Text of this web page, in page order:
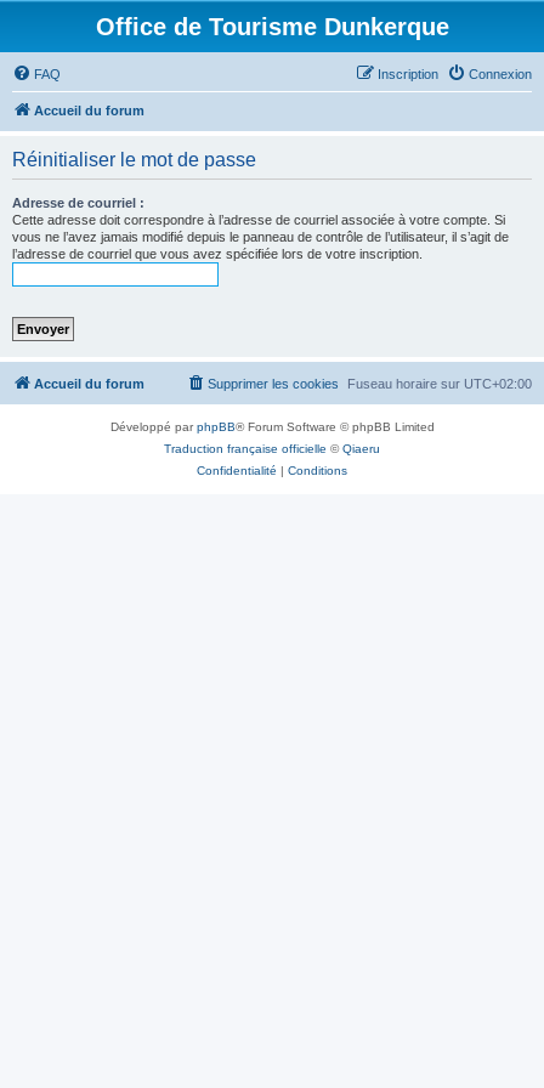
Office de Tourisme Dunkerque
FAQ Connexion
Inscription
Accueil du forum
Réinitialiser le mot de passe
Adresse de courriel :
Cette adresse doit correspondre à l’adresse de courriel associée à votre compte. Si
vous ne l’avez jamais modifié depuis le panneau de contrôle de l’utilisateur, il s’agit de
l’adresse de courriel que vous avez spécifiée lors de votre inscription.
Accueil du forum Fuseau horaire sur UTC+02:00
Supprimer les cookies
Développé parphpBB® Forum Software © phpBB Limited
Traduction française officielle ©Qiaeru
Confidentialité | Conditions